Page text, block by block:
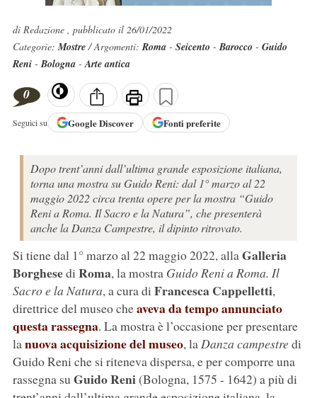
di Redazione , pubblicato il 26/01/2022
Categorie:Mostre/ Argomenti:Roma- Seicento -Barocco - Guido
Reni-Bologna-Arte antica
0
Seguici su GoogleDiscover Fonti preferite
Dopo trent’anni dall’ultima grande esposizione italiana,
torna una mostra su Guido Reni: dal 1° marzo al 22
maggio 2022 circa trenta opere per la mostra “Guido
Reni a Roma. Il Sacro e la Natura”, che presenterà
anche la Danza Campestre, il dipinto ritrovato.
Si tiene dal 1° marzo al 22 maggio 2022, allaGalleria
Borghesedi Roma, la mostra Guido Reni a Roma. Il
Sacro e la Natura, a cura di Francesca Cappelletti,
direttrice del museo cheaveva da tempo annunciato
questa rassegna. La mostra è l’occasione per presentare
lanuova acquisizione del museo, laDanza campestredi
Guido Reni che si riteneva dispersa, e per comporre una
rassegna suGuido Reni(Bologna, 1575 - 1642) a più di